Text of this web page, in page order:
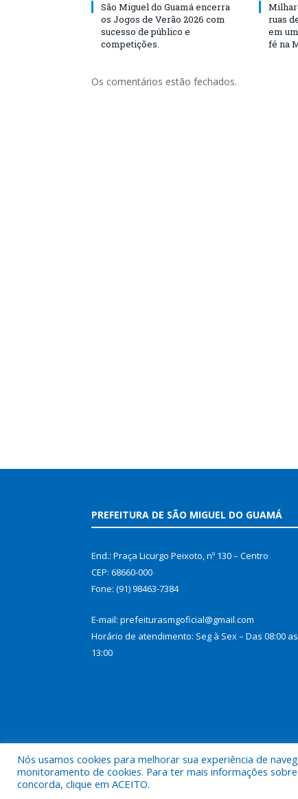
São Miguel do Guamá encerra
os Jogos de Verão 2026 com
sucesso de público e
competições.
ruas
em
fé na
Os comentários estão fechados.
PREFEITURA DE SÃO MIGUEL DO GUAMÁ
End.: Praça Licurgo Peixoto, nº 130 – Centro
CEP: 68660-000
Fone: (91) 98463-7384
E-mail: prefeiturasmgoficial@gmail.com
Horário de atendimento: Seg à Sex – Das 08:00 as
13:00
Nós usamos cookies para melhorar sua experiência de
monitoramento de cookies. Para ter mais informações
concorda, clique em ACEITO.